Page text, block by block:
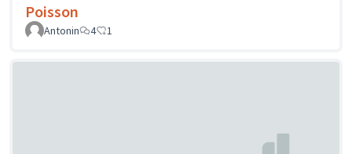
Poisson
Antonin 4 1